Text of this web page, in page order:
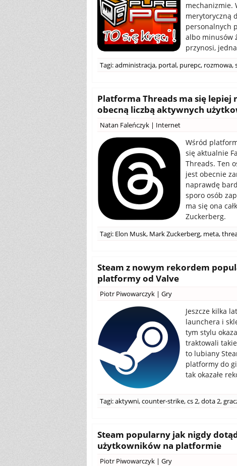
mechanizmie.
merytoryczną
personalnych
albo minusów
przynosi,
Tagi:administracja, portal, purepc, rozmowa,
Platforma Threads ma się lepiej
obecną liczbą aktywnych
Natan Faleńczyk | Internet
Wśród
się aktualnie
Threads. Ten
jest obecnie
naprawdę
sporo osób
ma się ona
Zuckerberg.
Tagi: Elon Musk, Mark Zuckerberg, meta,
Steam z nowym rekordem
platformy od Valve
Piotr Piwowarczyk | Gry
Jeszcze kilka
launchera i
tym stylu
traktowali
to lubiany
platformy do
tak okazałe
Tagi:aktywni,counter-strike,cs 2,dota 2,
Steam popularny jak nigdy
użytkowników na platformie
Piotr Piwowarczyk | Gry